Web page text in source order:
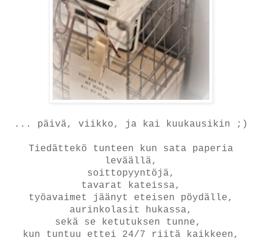
... päivä, viikko, ja kai kuukausikin ;)
Tiedättekö tunteen kun sata paperia
leväällä,
soittopyyntöjä,
tavarat kateissa,
työavaimet jäänyt eteisen pöydälle,
aurinkolasit hukassa,
sekä se ketutuksen tunne,
kun tuntuu ettei 24/7 riitä kaikkeen,